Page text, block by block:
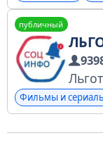
публичный
Фильмы и